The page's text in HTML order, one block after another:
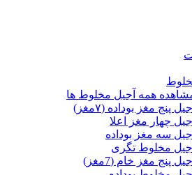
همه آجیل مخلوط ها
آجیل پنج مغز بوداده (۷مغز)
آجیل چهار مغز اعلا
آجیل سه مغز بوداده
آجیل مخلوط تگری
آجیل پنج مغز خام (7مغز)